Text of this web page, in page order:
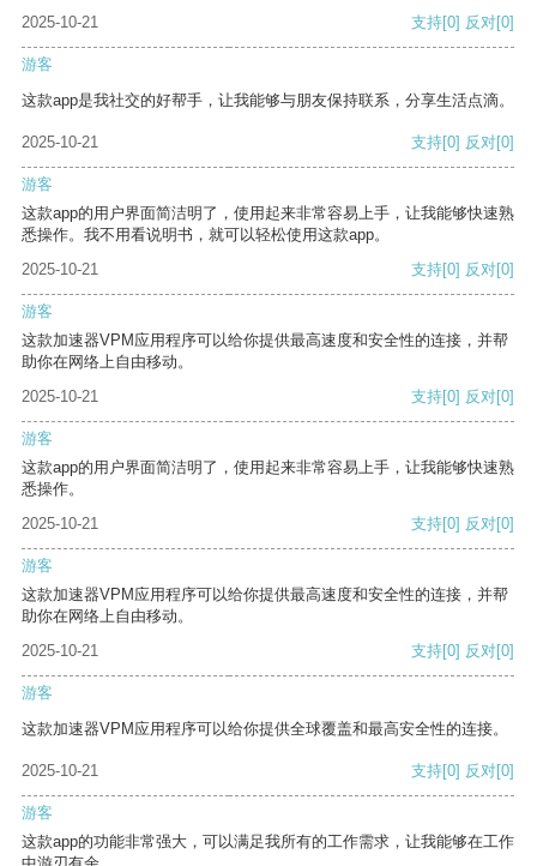
2025-10-21
支持[0] 反对[0]
游客
这款app是我社交的好帮手，让我能够与朋友保持联系，分享生活点滴。
2025-10-21 支持[0] 反对[0]
游客
这款app的用户界面简洁明了，使用起来非常容易上手，让我能够快速熟
悉操作。我不用看说明书，就可以轻松使用这款app。
2025-10-21
支持[0] 反对[0]
游客
这款加速器VPM应用程序可以给你提供最高速度和安全性的连接，并帮
助你在网络上自由移动。
2025-10-21
支持[0] 反对[0]
游客
这款app的用户界面简洁明了，使用起来非常容易上手，让我能够快速熟
悉操作。
2025-10-21
支持[0] 反对[0]
游客
这款加速器VPM应用程序可以给你提供最高速度和安全性的连接，并帮
助你在网络上自由移动。
2025-10-21
支持[0] 反对[0]
游客
这款加速器VPM应用程序可以给你提供全球覆盖和最高安全性的连接。
2025-10-21 支持[0] 反对[0]
游客
这款app的功能非常强大，可以满足我所有的工作需求，让我能够在工作